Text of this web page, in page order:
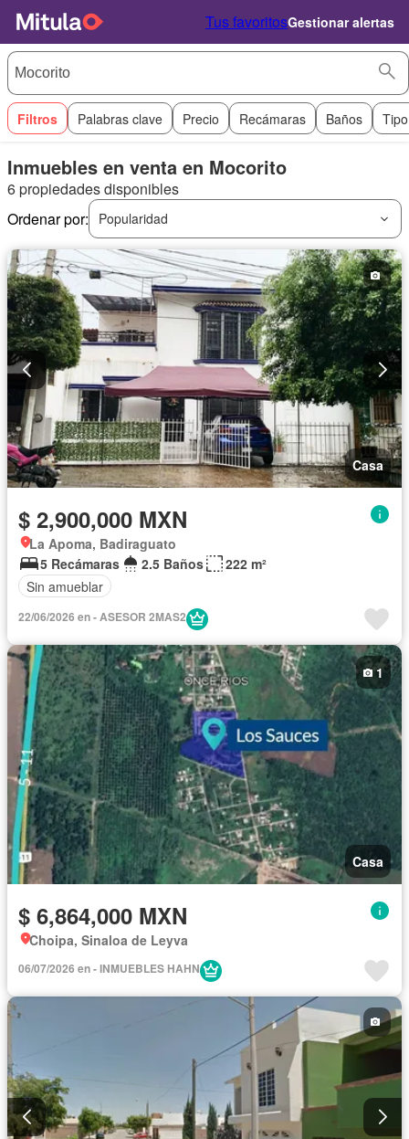
Tus favoritosGestionar alertas
Filtros Palabras clave Precio Recámaras Baños
Inmuebles en venta en Mocorito
6 propiedades disponibles
Ordenar por:
Popularidad
Casa
$ 2,900,000 MXN
La Apoma, Badiraguato
5 Recámaras
2.5 Baños
222 m²
Sin amueblar
22/06/2026 en - ASESOR 2MAS2
Casa
1
$ 6,864,000 MXN
Choipa, Sinaloa de Leyva
06/07/2026 en - INMUEBLES HAHN